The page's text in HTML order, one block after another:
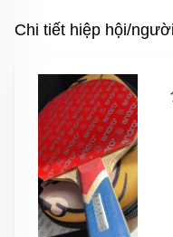
Chi tiết hiệp hội/